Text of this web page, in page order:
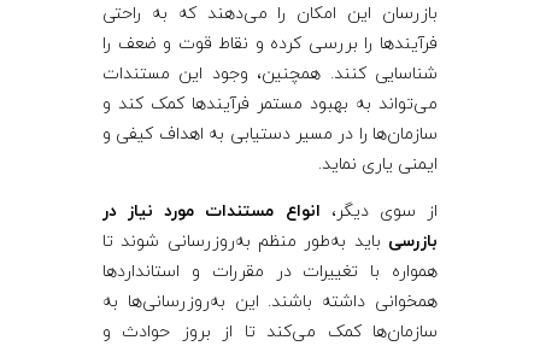
بازرسان این امکان را می‌دهند که به راحتی
فرآیندها را بررسی کرده و نقاط قوت و ضعف را
شناسایی کنند. همچنین، وجود این مستندات
می‌تواند به بهبود مستمر فرآیندها کمک کند و
سازمان‌ها را در مسیر دستیابی به اهداف کیفی و
ایمنی یاری نماید.
از سوی دیگر، انواع مستندات مورد نیاز در
بازرسی باید به‌طور منظم به‌روزرسانی شوند تا
همواره با تغییرات در مقررات و استانداردها
همخوانی داشته باشند. این به‌روزرسانی‌ها به
سازمان‌ها کمک می‌کند تا از بروز حوادث و